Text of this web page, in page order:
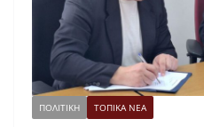
ΠΟΛΙΤΙΚΗ ΤΟΠΙΚΑ ΝΕΑ